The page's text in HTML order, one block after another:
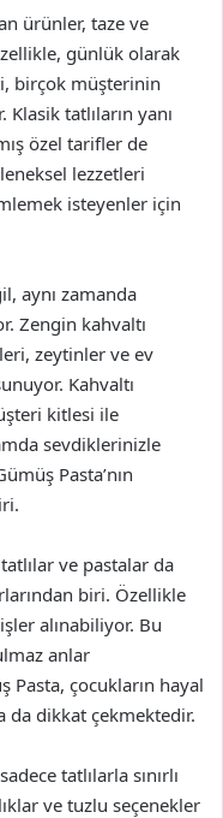
ürünler, taze ve
günlük olarak
birçok müşterinin
tatlıların yanı
özel tarifler de
lezzetleri
isteyenler için
aynı zamanda
Zengin kahvaltı
zeytinler ve ev
Kahvaltı
kitlesi ile
sevdiklerinizle
Pasta’nın
ve pastalar da
biri. Özellikle
alınabiliyor. Bu
anlar
Pasta, çocukların hayal
da dikkat çekmektedir.
tatlılarla sınırlı
ve tuzlu seçenekler